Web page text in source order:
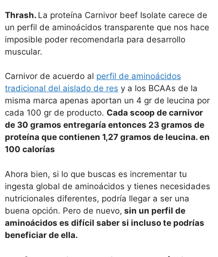
Thrash. La proteína Carnivor beef Isolate carece de
un perfil de aminoácidos transparente que nos hace
imposible poder recomendarla para desarrollo
muscular.
Carnivor de acuerdo al perfil de aminoácidos
tradicional del aislado de res y a los BCAAs de la
misma marca apenas aportan un 4 gr de leucina por
cada 100 gr de producto. Cada scoop de carnivor
de 30 gramos entregaría entonces 23 gramos de
proteína que contienen 1,27 gramos de leucina. en
100 calorías
Ahora bien, si lo que buscas es incrementar tu
ingesta global de aminoácidos y tienes necesidades
nutricionales diferentes, podría llegar a ser una
buena opción. Pero de nuevo, sin un perfil de
aminoácidos es difícil saber si incluso te podrías
beneficiar de ella.